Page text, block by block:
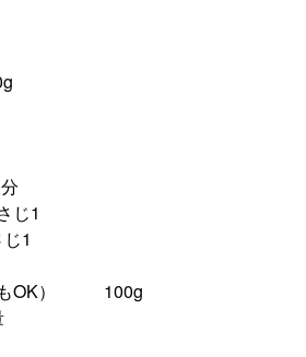
じ1
1
もOK） 100g